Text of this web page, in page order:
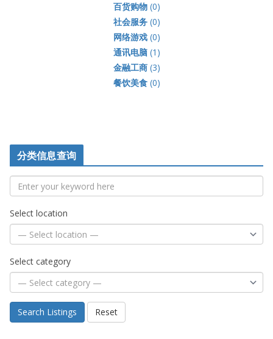
百货购物(0)
社会服务(0)
网络游戏(0)
通讯电脑(1)
金融工商(3)
餐饮美食(0)
分类信息查询
Select location
Select category
Search Listings Reset